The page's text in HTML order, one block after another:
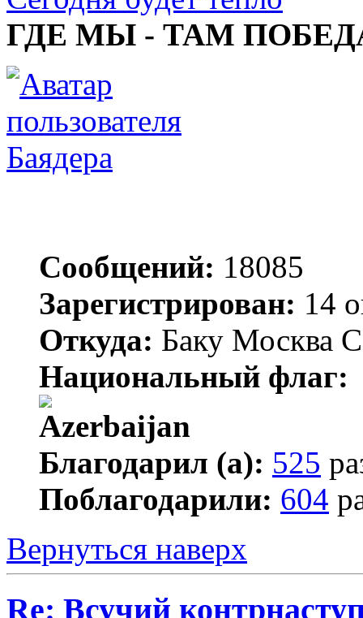
ГДЕ МЫ - ТАМ
Баядера
Сообщений: 18085
Зарегистрирован: 14
Откуда: Баку Москва
Национальный флаг:
Благодарил (а): 525
Поблагодарили: 604
Вернуться наверх
Re: Всучий